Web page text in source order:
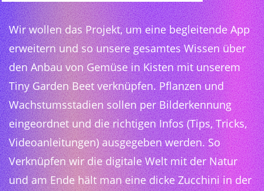
Wir wollen das Projekt, um eine begleitende App
erweitern und so unsere gesamtes Wissen über
den Anbau von Gemüse in Kisten mit unserem
Tiny Garden Beet verknüpfen. Pflanzen und
Wachstumsstadien sollen per Bilderkennung
eingeordnet und die richtigen Infos (Tips, Tricks,
Videoanleitungen) ausgegeben werden. So
Verknüpfen wir die digitale Welt mit der Natur
und am Ende hält man eine dicke Zucchini in der